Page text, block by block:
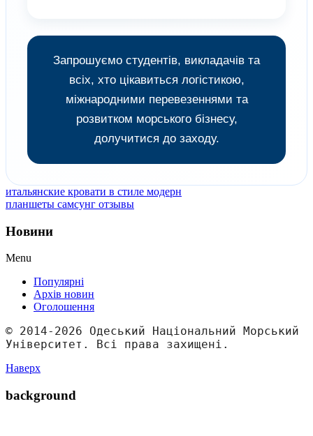
Запрошуємо студентів, викладачів та
всіх, хто цікавиться логістикою,
міжнародними перевезеннями та
розвитком морського бізнесу,
долучитися до заходу.
итальянские кровати в стиле модерн
планшеты самсунг отзывы
Новини
Menu
Популярні
Архів новин
Оголошення
© 2014-2026 Одеський Національний Морський
Університет. Всі права захищені.
Наверх
background